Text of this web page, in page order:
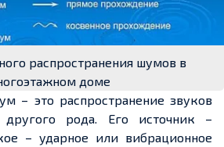
распространения шумов в
доме
– это распространение звуков
другого рода. Его источник –
– ударное или вибрационное